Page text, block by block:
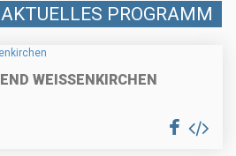
AKTUELLES PROGRAMM
WEISSENKIRCHEN